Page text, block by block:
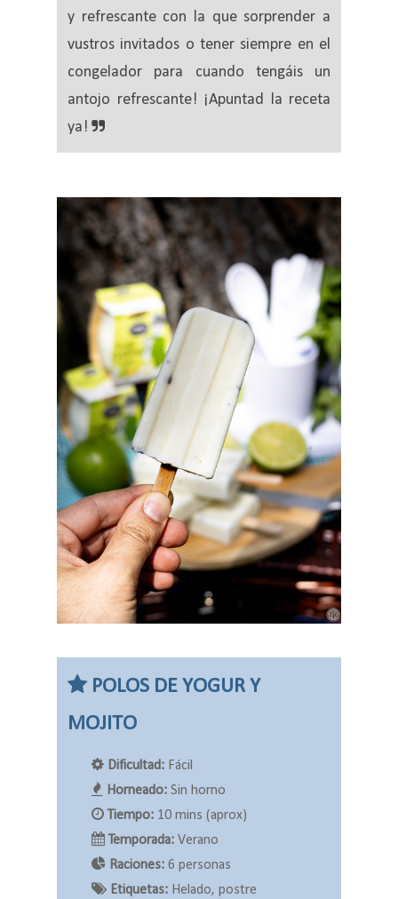
y refrescante con la que sorprender a
vustros invitados o tener siempre en el
congelador para cuando tengáis un
antojo refrescante! ¡Apuntad la receta
ya!
POLOS DE YOGUR Y
MOJITO
Dificultad: Fácil
Horneado: Sin horno
Tiempo: 10 mins (aprox)
Temporada: Verano
Raciones: 6 personas
Etiquetas: Helado, postre